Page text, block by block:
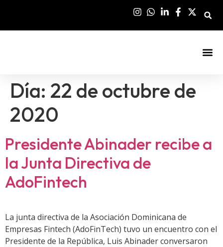
Día: 22 de octubre de
2020
Presidente Abinader recibe a
la Junta Directiva de
AdoFintech
La junta directiva de la Asociación Dominicana de
Empresas Fintech (AdoFinTech) tuvo un encuentro con el
Presidente de la República, Luis Abinader conversaron